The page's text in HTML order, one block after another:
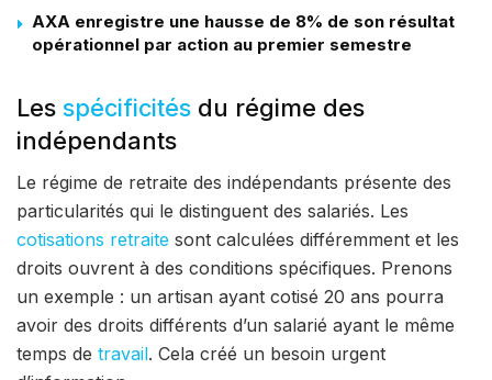
AXA enregistre une hausse de 8% de son résultat
opérationnel par action au premier semestre
Les spécificités du régime des
indépendants
Le régime de retraite des indépendants présente des
particularités qui le distinguent des salariés. Les
cotisations retraite sont calculées différemment et les
droits ouvrent à des conditions spécifiques. Prenons
un exemple : un artisan ayant cotisé 20 ans pourra
avoir des droits différents d’un salarié ayant le même
temps de travail. Cela créé un besoin urgent